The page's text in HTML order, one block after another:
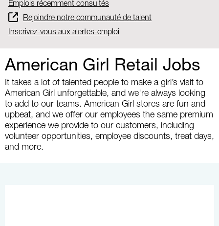
Emplois récemment consultés
Rejoindre notre communauté de talent
Inscrivez-vous aux alertes-emploi
American Girl Retail Jobs
It takes a lot of talented people to make a girl’s visit to
American Girl unforgettable, and we're always looking
to add to our teams. American Girl stores are fun and
upbeat, and we offer our employees the same premium
experience we provide to our customers, including
volunteer opportunities, employee discounts, treat days,
and more.